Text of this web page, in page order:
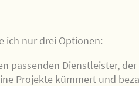
ich nur drei Optionen:
passenden Dienstleister, der
Projekte kümmert und